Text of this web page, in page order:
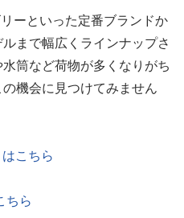
ーといった定番ブランドか
まで幅広くラインナップさ
筒など荷物が多くなりがち
機会に見つけてみません
こちら
ちら